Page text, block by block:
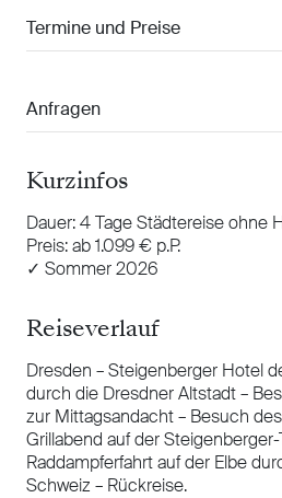
Kurzinfos
Dauer: 4 Tage Städtereise ohne
Preis: ab 1.099 € p.P.
✓ Sommer 2026
Reiseverlauf
Dresden – Steigenberger Hotel
durch die Dresdner Altstadt –
zur Mittagsandacht – Besuch
Grillabend auf der
Raddampferfahrt auf der Elbe
Schweiz – Rückreise.